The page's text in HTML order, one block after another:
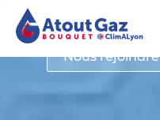
Nous rejoindre